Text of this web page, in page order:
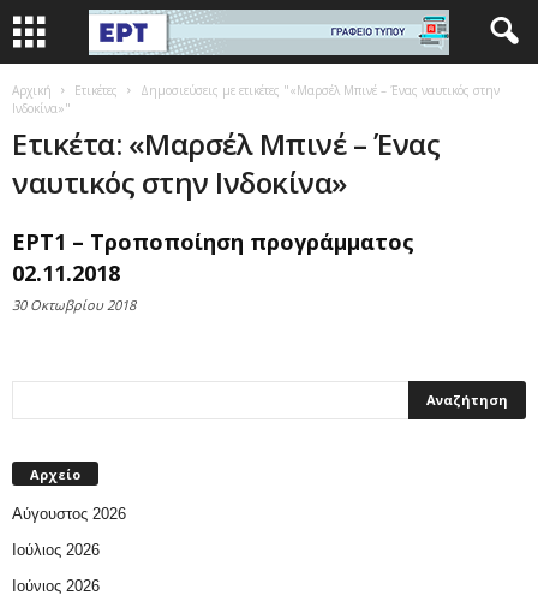
Αρχική Ετικέτες
Δημοσιεύσεις με ετικέτες "«Μαρσέλ Μπινέ – Ένας ναυτικός στην
Ινδοκίνα»"
Ετικέτα: «Μαρσέλ Μπινέ – Ένας
ναυτικός στην Ινδοκίνα»
ΕΡΤ1 – Τροποποίηση προγράμματος
02.11.2018
30 Οκτωβρίου 2018
Αρχείο
Αύγουστος 2026
Ιούλιος 2026
Ιούνιος 2026